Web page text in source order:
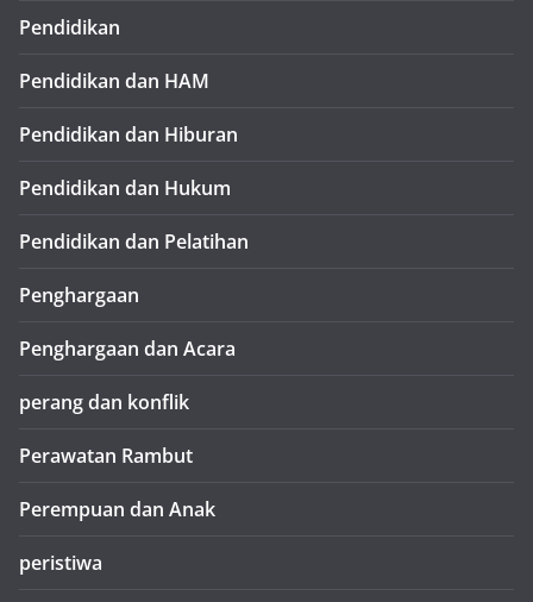
Pendidikan
Pendidikan dan HAM
Pendidikan dan Hiburan
Pendidikan dan Hukum
Pendidikan dan Pelatihan
Penghargaan
Penghargaan dan Acara
perang dan konflik
Perawatan Rambut
Perempuan dan Anak
peristiwa